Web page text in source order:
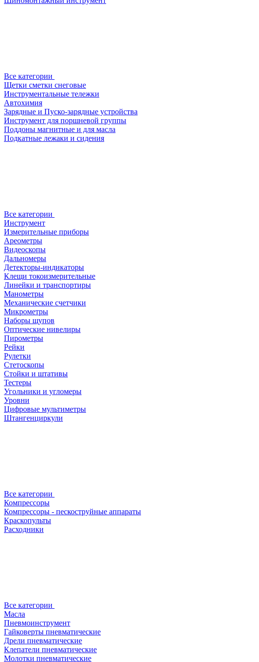
Все категории
Щетки сметки снеговые
Инструментальные тележки
Автохимия
Зарядные и Пуско-зарядные устройства
Инструмент для поршневой группы
Поддоны магнитные и для масла
Подкатные лежаки и сидения
Все категории
Инструмент
Измерительные приборы
Ареометры
Видеоскопы
Дальномеры
Детекторы-индикаторы
Клещи токоизмерительные
Линейки и транспортиры
Манометры
Механические счетчики
Микрометры
Наборы щупов
Оптические нивелиры
Пирометры
Рейки
Рулетки
Стетоскопы
Стойки и штативы
Тестеры
Угольники и угломеры
Уровни
Цифровые мультиметры
Штангенциркули
Все категории
Компрессоры
Компрессоры - пескоструйные аппараты
Краскопульты
Расходники
Все категории
Масла
Пневмоинструмент
Гайковерты пневматические
Дрели пневматические
Клепатели пневматические
Молотки пневматические